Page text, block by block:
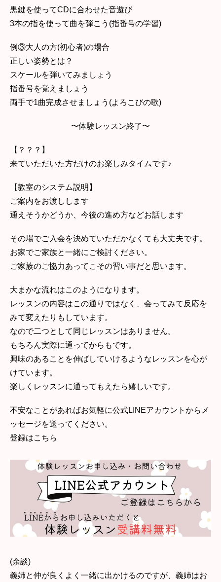
黒鍵を使ってCDに合わせた音遊び
3本の指を使って曲を弾こう(指番号の学習)
例③大人の方(初心者)の場合
正しい姿勢とは？
スケールを弾いてみましょう
指番号を覚えましょう
両手で1曲完成させましょう(よろこびの歌)
〜体験レッスン終了〜
【？？？】
来ていただいた方だけのお楽しみタイムです♪
【教室のシステム説明】
ご案内をお渡しします
通えそうかどうか、今後の進め方などお話します
その場でご入会を決めていただかなくても大丈夫です。
お家でご家族と一緒にご検討ください。
ご家族のご協力あってこその習い事だと思います。
大まかな流れはこのようになります。
レッスンの内容はこの通りではなく、会ってみて反応を
みて変えたりもしています。
なので二つとして同じレッスンはありません。
もちろん実際に通ってからもです。
興味のあることを伸ばしていけるようなレッスンを心が
けています。
楽しくレッスンに通ってもえたら嬉しいです。
不安なことがあればお気軽に公式LINEアカウントからメ
ッセージを送ってください。
登録はこちら
(余談)
義姉と仲が良くよく一緒に出かけるのですが、義姉はお